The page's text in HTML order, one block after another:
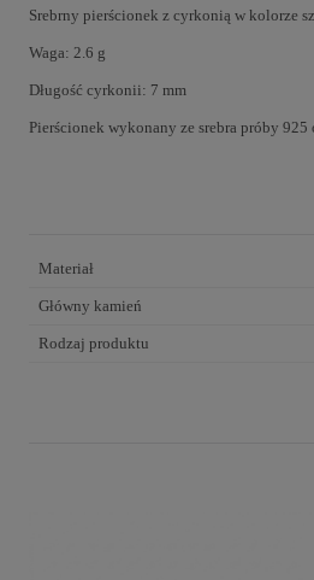
Srebrny pierścionek z cyrkonią w kolorze
Waga: 2.6 g
Długość cyrkonii: 7 mm
Pierścionek wykonany ze srebra próby 925
Materiał
Główny kamień
Rodzaj produktu